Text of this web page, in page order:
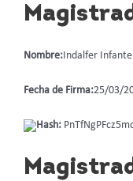
Nombre: Indalfer
Fecha de Firma:25/03/
Hash: